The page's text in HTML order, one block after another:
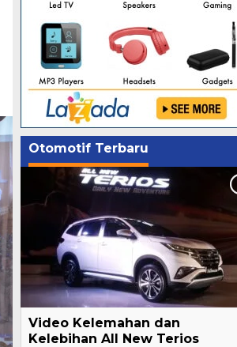
Otomotif Terbaru
Video Kelemahan dan
Kelebihan All New Terios